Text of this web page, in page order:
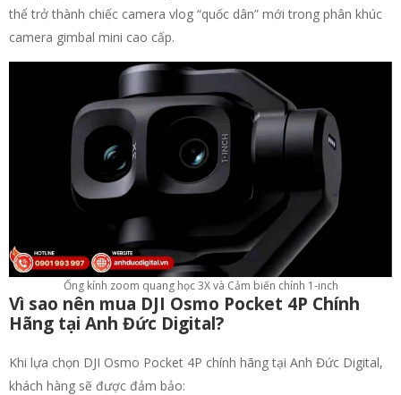
thể trở thành chiếc camera vlog “quốc dân” mới trong phân khúc
camera gimbal mini cao cấp.
Ống kính zoom quang học 3X và Cảm biến chính 1-inch
Vì sao nên mua DJI Osmo Pocket 4P Chính
Hãng tại Anh Đức Digital?
Khi lựa chọn DJI Osmo Pocket 4P chính hãng tại Anh Đức Digital,
khách hàng sẽ được đảm bảo: